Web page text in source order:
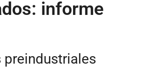
informe
preindustriales